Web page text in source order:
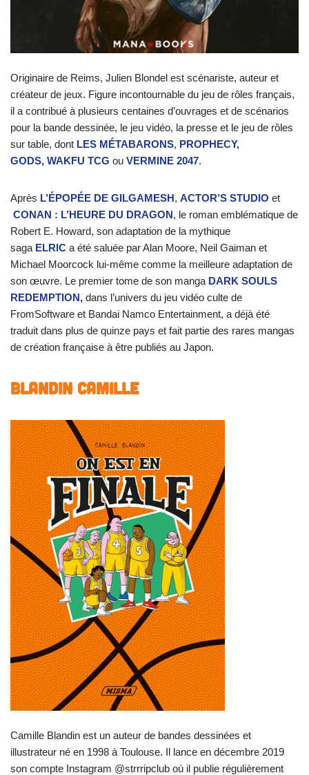
Originaire de Reims, Julien Blondel est scénariste, auteur et
créateur de jeux. Figure incontournable du jeu de rôles français,
il a contribué à plusieurs centaines d’ouvrages et de scénarios
pour la bande dessinée, le jeu vidéo, la presse et le jeu de rôles
sur table, dont LES MÉTABARONS, PROPHECY,
GODS, WAKFU TCG ou VERMINE 2047.
Après L’ÉPOPÉE DE GILGAMESH, ACTOR’S STUDIO et
CONAN : L’HEURE DU DRAGON, le roman emblématique de
Robert E. Howard, son adaptation de la mythique
saga ELRIC a été saluée par Alan Moore, Neil Gaiman et
Michael Moorcock lui-même comme la meilleure adaptation de
son œuvre. Le premier tome de son manga DARK SOULS
REDEMPTION, dans l’univers du jeu vidéo culte de
FromSoftware et Bandai Namco Entertainment, a déjà été
traduit dans plus de quinze pays et fait partie des rares mangas
de création française à être publiés au Japon.
BLANDIN CAMILLE
Camille Blandin est un auteur de bandes dessinées et
illustrateur né en 1998 à Toulouse. Il lance en décembre 2019
son compte Instagram @strrripclub où il publie régulièrement